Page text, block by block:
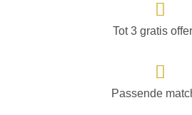
Tot 3 gratis
Passende